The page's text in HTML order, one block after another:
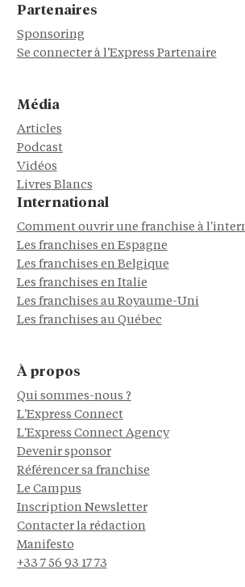
Partenaires
Sponsoring
Se connecter à l'Express Partenaire
Média
Articles
Podcast
Vidéos
Livres Blancs
International
Comment ouvrir une franchise à
Les franchises en Espagne
Les franchises en Belgique
Les franchises en Italie
Les franchises au Royaume-Uni
Les franchises au Québec
À propos
Qui sommes-nous ?
L'Express Connect
L'Express Connect Agency
Devenir sponsor
Référencer sa franchise
Le Campus
Inscription Newsletter
Contacter la rédaction
Manifesto
+33 7 56 93 17 73